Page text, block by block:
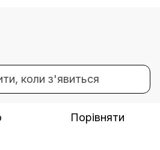
коли з'явиться
Порівняти